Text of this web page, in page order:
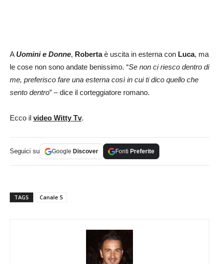
AUomini e Donne, Robertaè uscita in esterna con Luca, ma
le cose non sono andate benissimo. “Se non ci riesco dentro di
me, preferisco fare una esterna così in cui ti dico quello che
sento dentro” – dice il corteggiatore romano.
Ecco il video Witty Tv.
Seguici su Google Discover Fonti Preferite
TAGS Canale 5